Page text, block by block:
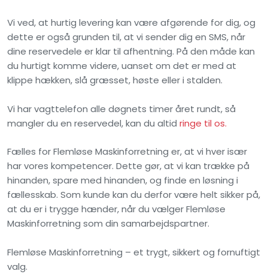
Vi ved, at hurtig levering kan være afgørende for dig, og
dette er også grunden til, at vi sender dig en SMS, når
dine reservedele er klar til afhentning. På den måde kan
du hurtigt komme videre, uanset om det er med at
klippe hækken, slå græsset, høste eller i stalden.
Vi har vagttelefon alle døgnets timer året rundt, så
mangler du en reservedel, kan du altid ringe til os.
​Fælles for Flemløse Maskinforretning er, at vi hver især
har vores kompetencer. Dette gør, at vi kan trække på
hinanden, spare med hinanden, og finde en løsning i
fællesskab. Som kunde kan du derfor være helt sikker på,
at du er i trygge hænder, når du vælger Flemløse
Maskinforretning som din samarbejdspartner.
Flemløse Maskinforretning – et trygt, sikkert og fornuftigt
valg.